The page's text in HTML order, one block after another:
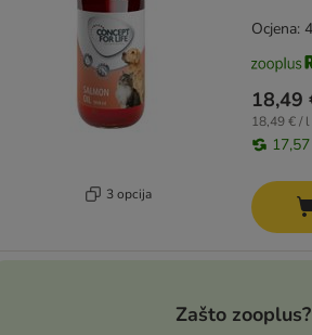
3 opcija
18,49
18,49 € / l
Ocjena:
Zašto zooplus?